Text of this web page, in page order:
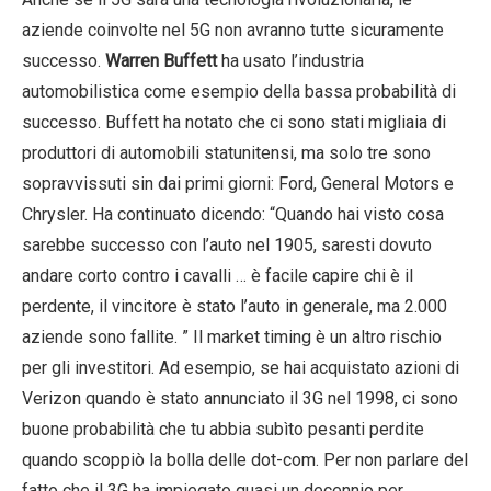
aziende coinvolte nel 5G non avranno tutte sicuramente
successo. Warren Buffettha usato l’industria
automobilistica come esempio della bassa probabilità di
successo. Buffett ha notato che ci sono stati migliaia di
produttori di automobili statunitensi, ma solo tre sono
sopravvissuti sin dai primi giorni: Ford, General Motors e
Chrysler. Ha continuato dicendo: “Quando hai visto cosa
sarebbe successo con l’auto nel 1905, saresti dovuto
andare corto contro i cavalli … è facile capire chi è il
perdente, il vincitore è stato l’auto in generale, ma 2.000
aziende sono fallite. ” Il market timing è un altro rischio
per gli investitori. Ad esempio, se hai acquistato azioni di
Verizon quando è stato annunciato il 3G nel 1998, ci sono
buone probabilità che tu abbia subìto pesanti perdite
quando scoppiò la bolla delle dot-com. Per non parlare del